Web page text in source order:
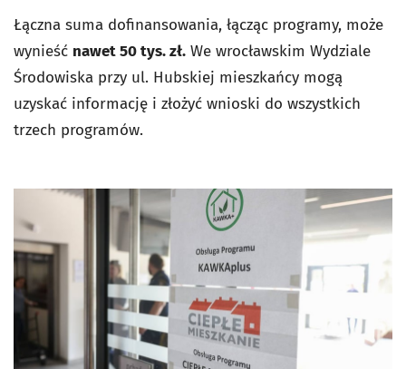
Łączna suma dofinansowania, łącząc programy, może
wynieść nawet 50 tys. zł. We wrocławskim Wydziale
Środowiska przy ul. Hubskiej mieszkańcy mogą
uzyskać informację i złożyć wnioski do wszystkich
trzech programów.